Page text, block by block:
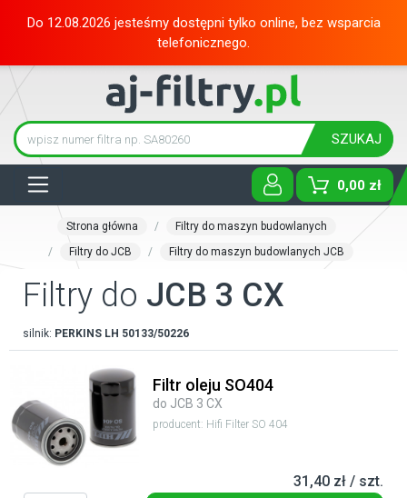
Do 12.08.2026 jesteśmy dostępni tylko online, bez wsparcia
telefonicznego.
SZUKAJ
0,00 zł
Strona główna
Filtry do maszyn budowlanych
Filtry do JCB
Filtry do maszyn budowlanych JCB
Filtry do JCB 3 CX
silnik: PERKINS LH 50133/50226
Filtr oleju SO404
do JCB 3 CX
producent: Hifi Filter SO 404
31,40 zł / szt.